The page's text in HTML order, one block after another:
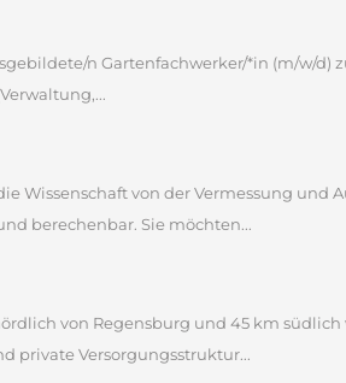
n Gartenfachwerker/*in (m/w/d)
Wissenschaft von der Vermessung und
berechenbar. Sie möchten...
von Regensburg und 45 km südlich
private Versorgungsstruktur...